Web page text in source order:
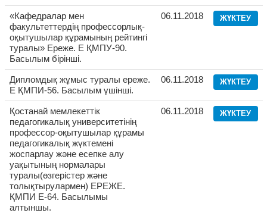
«Кафедралар мен
факультеттердің профессорлық-
оқытушылар құрамының рейтингі
туралы» Ереже. Е ҚМПУ-90.
Басылым бірінші.
06.11.2018 ЖҮКТЕУ
Дипломдық жұмыс туралы ереже.
Е ҚМПИ-56. Басылым үшінші.
06.11.2018 ЖҮКТЕУ
Қостанай мемлекеттік
педагогикалық университетінің
профессор-оқытушылар құрамы
педагогикалық жүктемені
жоспарлау және есепке алу
уақытының нормалары
туралы(өзгерістер және
толықтырулармен) ЕРЕЖЕ.
ҚМПИ Е-64. Басылымы
алтыншы.
06.11.2018 ЖҮКТЕУ